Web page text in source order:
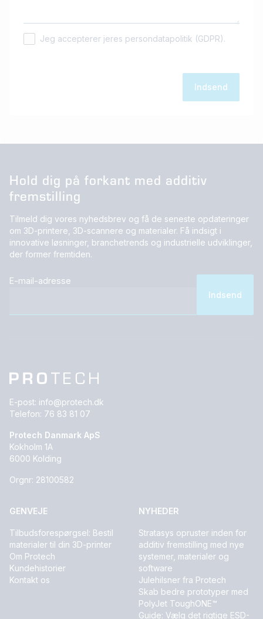
Jeg accepterer jeres persondatapolitik (GDPR).
Hold dig på forkant med additiv
fremstilling
Tilmeld dig vores nyhedsbrev og få de seneste opdateringer
om 3D-printere, 3D-scannere og materialer. Få indsigt i
innovative løsninger, branchetrends og industrielle udviklinger,
der former fremtiden.
E-mail-adresse
E-post: info@protech.dk
Telefon: 76 83 81 07
Protech Danmark ApS
Kokholm 1A
6000 Kolding
Orgnr: 28100582
GENVEJE
Tilbudsforespørgsel: Bestil
materialer til din 3D-printer
Om Protech
Kundehistorier
Kontakt os
NYHEDER
Stratasys opruster inden for
additiv fremstilling med nye
systemer, materialer og
software
Julehilsner fra Protech
Skab bedre prototyper med
PolyJet ToughONE™
Guide: Vælg det rigtige ESD-